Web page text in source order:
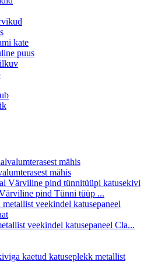
kate
puus
mähis
pind Tünni tüüp ...
veekindel katusepaneel Cla...